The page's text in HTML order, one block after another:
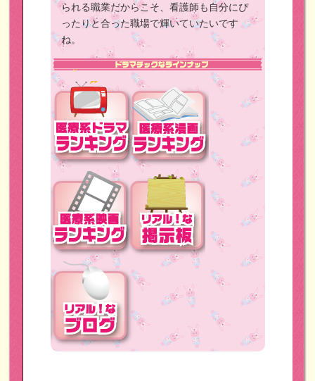
られる職業だからこそ、看護師も自分にぴ
ったりと合った職場で輝いていたいです
ね。